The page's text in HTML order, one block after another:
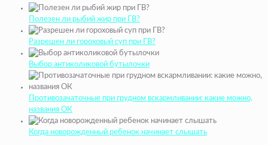
Полезен ли рыбий жир при ГВ?
Разрешен ли гороховый суп при ГВ?
Выбор антиколиковой бутылочки
Противозачаточные при грудном вскармливании: какие можно,
названия ОК
Когда новорожденный ребенок начинает слышать